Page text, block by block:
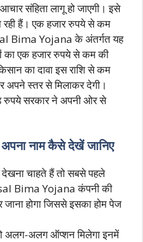
संहिता लागू हो जाएगी। इसे
रही हैं। एक हजार रुपये से कम
Bima Yojana के अंतर्गत यह
का एक हजार रुपये से कम की
का दावा इस राशि से कम
अपने स्तर से मिलाकर देगी।
रुपये सरकार ने अपनी ओर से
नाम कैसे देखें जानिए
चाहते हैं तो सबसे पहले
Bima Yojana कंपनी की
होगा जिससे इसका होम पेज
अलग-अलग ऑप्शन मिलेगा इनमें